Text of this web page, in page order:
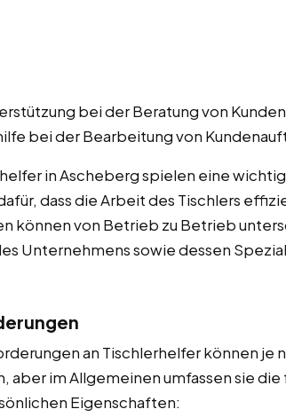
bei der Beratung von
bei der Bearbeitung von
in Ascheberg spielen eine
dass die Arbeit des Tischlers
können von Betrieb zu Betrieb
Unternehmens sowie dessen
an Tischlerhelfer können je
aber im Allgemeinen umfassen sie
Eigenschaften: